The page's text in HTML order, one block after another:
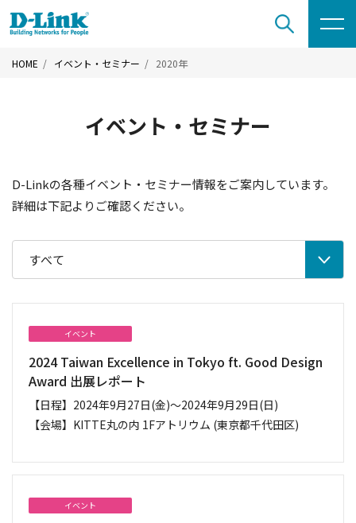
HOME イベント・セミナー 2020年
イベント・セミナー
D-Linkの各種イベント・セミナー情報をご案内しています。
詳細は下記よりご確認ください。
すべて
イベント
2024 Taiwan Excellence in Tokyo ft. Good Design
Award 出展レポート
【日程】 2024年9月27日(金)～2024年9月29日(日)
【会場】 KITTE丸の内 1Fアトリウム (東京都千代田区)
イベント